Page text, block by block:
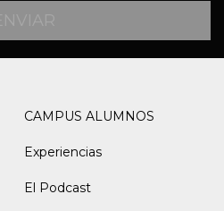
CAMPUS ALUMNOS
Experiencias
El Podcast